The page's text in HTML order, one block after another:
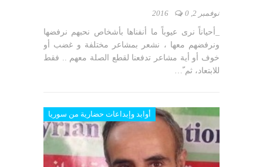
نوفمبر 2, 2016 0
_أحياناً نرى عيوباً ما أنفناها بأشخاص نحبهم نرفضها
ونرفضهم معها ، نشعر بمشاعر مختلفة و غضب أو
خوف أو أية مشاعر تدفعنا لقطع الصلة معهم .. فقط
للابتعاد، ثم ّ…
أوابد وإبداعات حضارية من سوريا